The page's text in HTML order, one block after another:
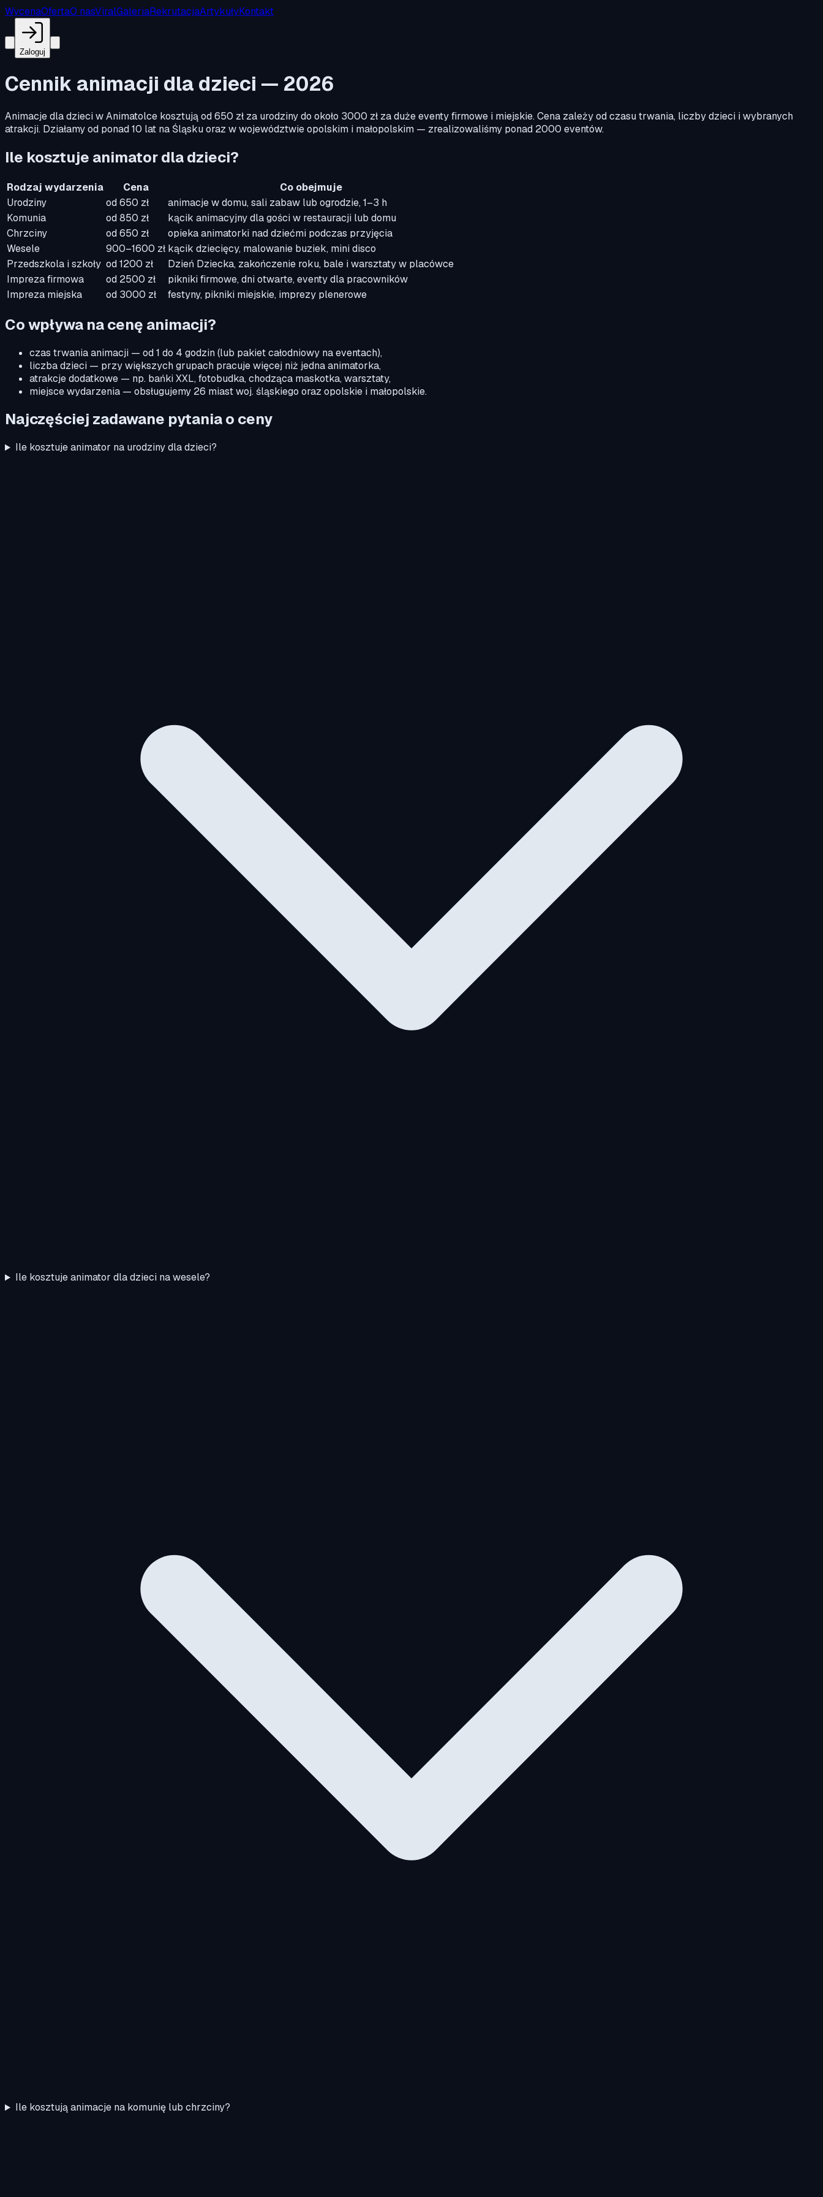
WycenaOfertaO nasViralGaleriaRekrutacjaArtykułyKontakt
Zaloguj
Cennik animacji dla dzieci — 2026
Animacje dla dzieci w Animatolce kosztują od 650 zł za urodziny do około 3000 zł za duże eventy firmowe i miejskie. Cena zależy od czasu trwania, liczby dzieci i wybranych
atrakcji. Działamy od ponad 10 lat na Śląsku oraz w województwie opolskim i małopolskim — zrealizowaliśmy ponad 2000 eventów.
Ile kosztuje animator dla dzieci?
Rodzaj wydarzenia Cena
Co obejmuje
Urodziny
od 650 zł
animacje w domu, sali zabaw lub ogrodzie, 1–3 h
Komunia
od 850 zł
kącik animacyjny dla gości w restauracji lub domu
Chrzciny
od 650 zł
opieka animatorki nad dziećmi podczas przyjęcia
Wesele
900–1600 zł kącik dziecięcy, malowanie buziek, mini disco
Przedszkola i szkoły od 1200 zł
Dzień Dziecka, zakończenie roku, bale i warsztaty w placówce
Impreza firmowa
od 2500 zł
pikniki firmowe, dni otwarte, eventy dla pracowników
Impreza miejska
od 3000 zł festyny, pikniki miejskie, imprezy plenerowe
Co wpływa na cenę animacji?
czas trwania animacji — od 1 do 4 godzin (lub pakiet całodniowy na eventach),
liczba dzieci — przy większych grupach pracuje więcej niż jedna animatorka,
atrakcje dodatkowe — np. bańki XXL, fotobudka, chodząca maskotka, warsztaty,
miejsce wydarzenia — obsługujemy 26 miast woj. śląskiego oraz opolskie i małopolskie.
Najczęściej zadawane pytania o ceny
Ile kosztuje animator na urodziny dla dzieci?
Ile kosztuje animator dla dzieci na wesele?
Ile kosztują animacje na komunię lub chrzciny?